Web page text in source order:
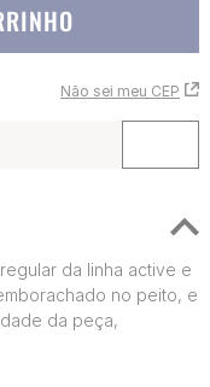
Não sei meu CEP
da linha active e
no peito, e
da peça,